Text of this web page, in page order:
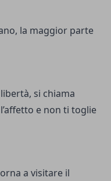
la maggior parte
si chiama
e non ti toglie
a visitare il